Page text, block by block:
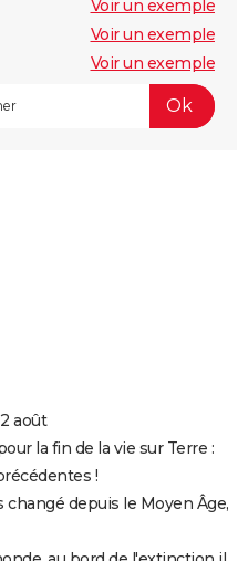
Voir un exemple
Voir un exemple
Voir un exemple
août
la fin de la vie sur Terre :
!
changé depuis le Moyen Âge,